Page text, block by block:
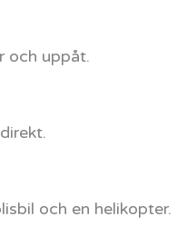
och uppåt.
och en helikopter.